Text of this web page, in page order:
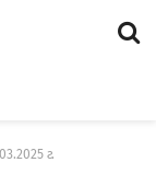
г.